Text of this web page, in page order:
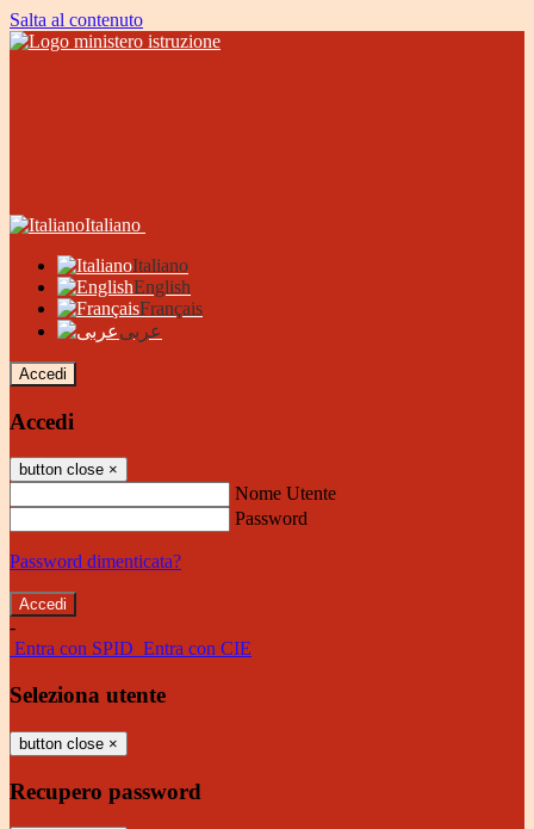
Salta al contenuto
Italiano
Italiano
English
Français
عربى
Accedi
Accedi
button close ×
Nome Utente
Password
Password dimenticata?
-
Entra con SPID Entra con CIE
Seleziona utente
button close ×
Recupero password